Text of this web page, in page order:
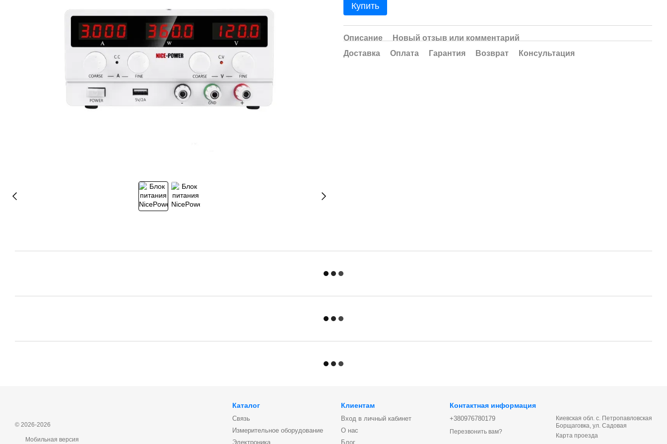
Купить
Описание
Новый отзыв или комментарий
Доставка
Оплата Гарантия Возврат Консультация
© 2026-2026
Мобильная версия
Каталог
Связь
Измерительное оборудование
Электроника
Клиентам
Вход в личный кабинет
О нас
Блог
Контактная информация
+380976780179
Перезвонить вам?
Киевская обл. с. Петропавловская
Борщаговка, ул. Садовая
Карта проезда